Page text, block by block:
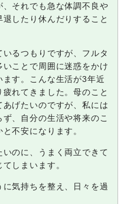
それでも急な体調不良や
したり休んだりすること
るつもりですが、フルタ
ことで周囲に迷惑をかけ
す。こんな生活が3年近
れてきました。母のこと
げたいのですが、私には
、自分の生活や将来のこ
不安になります。
のに、うまく両立できて
しまいます。
気持ちを整え、日々を過